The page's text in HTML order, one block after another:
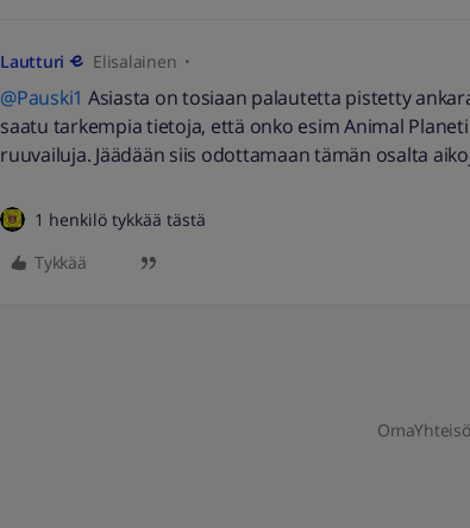
Lautturi Elisalainen
@Pauski1 Asiasta on tosiaan palautetta pistetty
saatu tarkempia tietoja, että onko esim Animal
ruuvailuja. Jäädään siis odottamaan tämän osalta
1 henkilö tykkää tästä
Tykkää